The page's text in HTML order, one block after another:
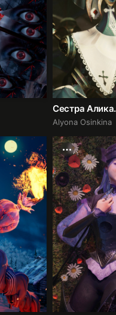
Сестра
Alyona Osinkina